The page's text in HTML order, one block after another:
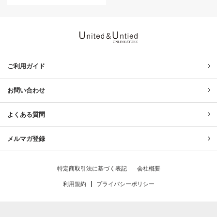
ご利用ガイド
お問い合わせ
よくある質問
メルマガ登録
特定商取引法に基づく表記 会社概要
利用規約 プライバシーポリシー